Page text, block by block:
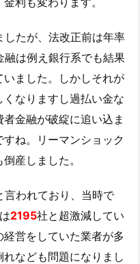
たが、法改正前は年率
は例え銀行系でも結果
ました。しかしそれが
なりますし過払い金な
金融が破綻に追い込ま
ね。リーマンショック
産しました。
言われており、当時で
2195社と超激減してい
営をしていた業者が多
なども問題になりまし